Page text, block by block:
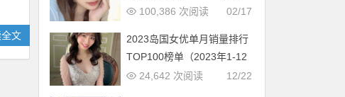
文
优新人多多（2024年1月，
02/17
100,386 次阅读
2023岛国女优单月销量排行
TOP100榜单（2023年1-12
月更新完毕）
12/22
24,642 次阅读